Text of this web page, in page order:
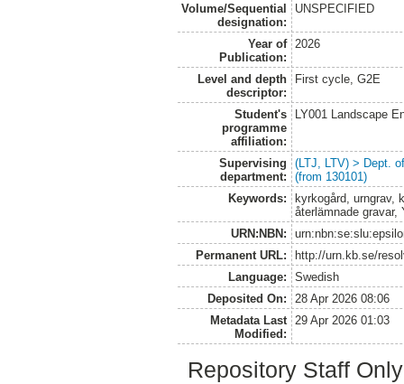
Volume/Sequential
designation:
UNSPECIFIED
Year of
Publication:
2026
Level and depth
descriptor:
First cycle, G2E
Student's
programme
affiliation:
LY001 Landscape
Supervising
department:
(LTJ, LTV) > Dept.
(from 130101)
Keywords:
kyrkogård, urngrav,
återlämnade
URN:NBN:
Permanent URL:
http://urn.kb.se/
Language:
Swedish
Deposited On:
28 Apr 2026 08:06
Metadata Last
Modified:
29 Apr 2026 01:03
Repository Staff